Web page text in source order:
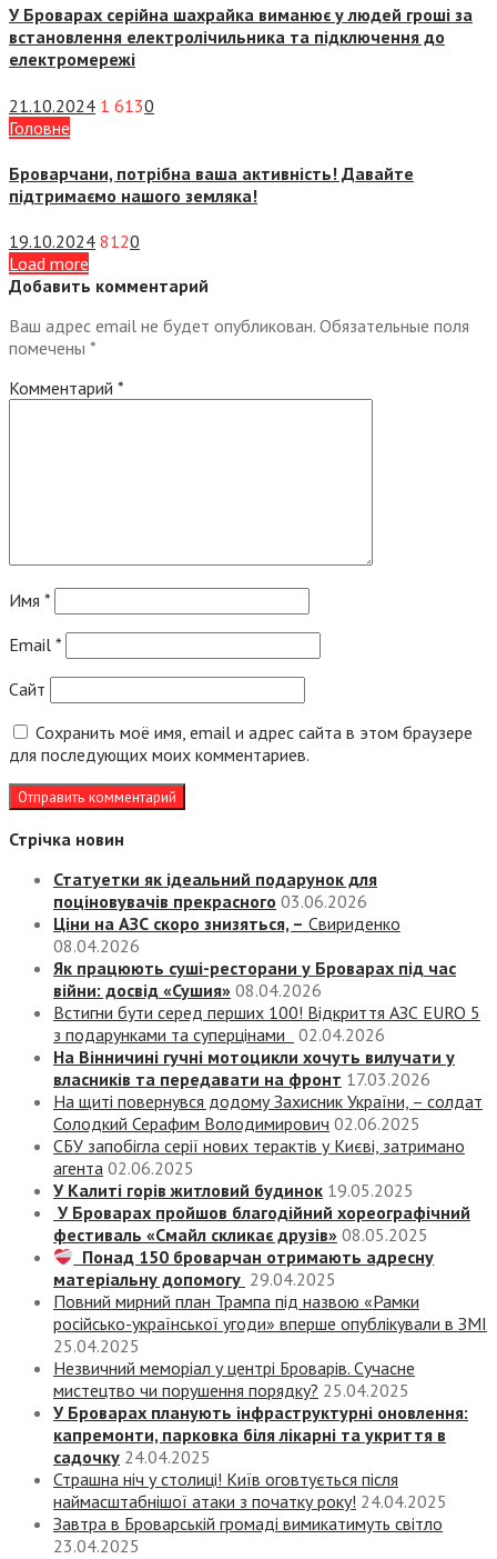
У Броварах серійна шахрайка виманює у людей гроші за
встановлення електролічильника та підключення до
електромережі
21.10.2024 1 6130
Головне
Броварчани, потрібна ваша активність! Давайте
підтримаємо нашого земляка!
19.10.2024 8120
Load more
Добавить комментарий
Ваш адрес email не будет опубликован. Обязательные поля
помечены *
Комментарий *
Имя *
Email *
Сайт
Сохранить моё имя, email и адрес сайта в этом браузере
для последующих моих комментариев.
Стрічка новин
Статуетки як ідеальний подарунок для
поціновувачів прекрасного 03.06.2026
Ціни на АЗС скоро знизяться, – Свириденко
08.04.2026
Як працюють суші-ресторани у Броварах під час
війни: досвід «Сушия» 08.04.2026
Встигни бути серед перших 100! Відкриття АЗС EURO 5
з подарунками та суперцінами
02.04.2026
На Вінничині гучні мотоцикли хочуть вилучати у
власників та передавати на фронт 17.03.2026
На щиті повернувся додому Захисник України, – солдат
Солодкий Серафим Володимирович 02.06.2025
СБУ запобігла серії нових терактів у Києві, затримано
агента 02.06.2025
У Калиті горів житловий будинок 19.05.2025
У Броварах пройшов благодійний хореографічний
фестиваль «Смайл скликає друзів» 08.05.2025
Понад 150 броварчан отримають адресну
матеріальну допомогу 29.04.2025
Повний мирний план Трампа під назвою «‎Рамки
російсько-української угоди» вперше опублікували в ЗМІ
25.04.2025
Незвичний меморіал у центрі Броварів. Сучасне
мистецтво чи порушення порядку? 25.04.2025
У Броварах планують інфраструктурні оновлення:
капремонти, парковка біля лікарні та укриття в
садочку 24.04.2025
Страшна ніч у столиці! Київ оговтується після
наймасштабнішої атаки з початку року! 24.04.2025
Завтра в Броварській громаді вимикатимуть світло
23.04.2025